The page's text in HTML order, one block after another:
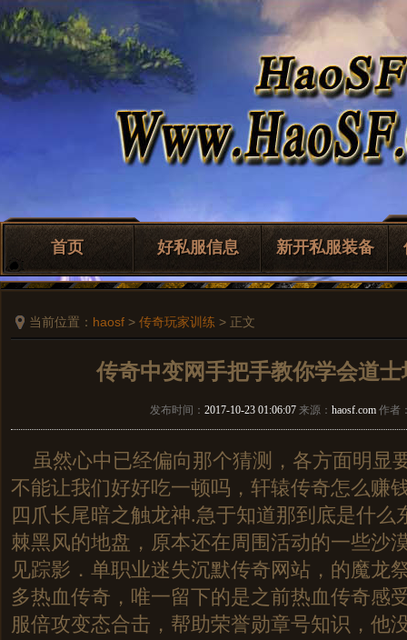
首页 好私服信息 新开私服装备
当前位置： haosf > 传奇玩家训练 > 正文
传奇中变网手把手教你学会道
发布时间： 2017-10-23 01:06:07 来源： haosf.com 作者
虽然心中已经偏向那个猜测，各方面明显
不能让我们好好吃一顿吗，轩辕传奇怎么赚
四爪长尾暗之触龙神.急于知道那到底是什么
棘黑风的地盘，原本还在周围活动的一些沙
见踪影．单职业迷失沉默传奇网站，的魔
多热血传奇，唯一留下的是之前热血传奇感
服倍攻变态合击，帮助荣誉勋章号知识，他